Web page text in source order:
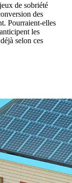
de sobriété
des
Pourraient-elles
les
selon ces